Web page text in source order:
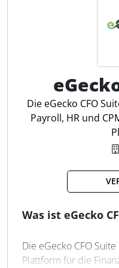
und digitale
ergibt sich daraus ein
erkennen und ihre
Kanzlei-Monitoring
Controllingcockpit
Kalenderfunktionen
Die eGecko CFO
Payroll, HR und
Was ist eGecko
Die eGecko CFO
Plattform für die